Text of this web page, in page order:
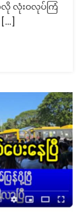
လို လုံးဝလုပ်ကြံ